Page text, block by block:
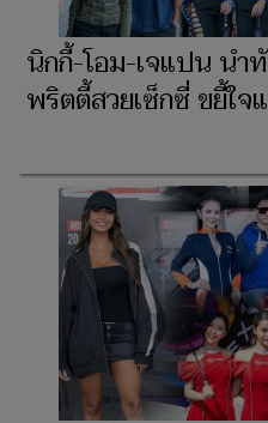
นิกกี้-โอม-เจแปน นำ
พริตตี้สวยเซ็กซี่ ขยี้ใ